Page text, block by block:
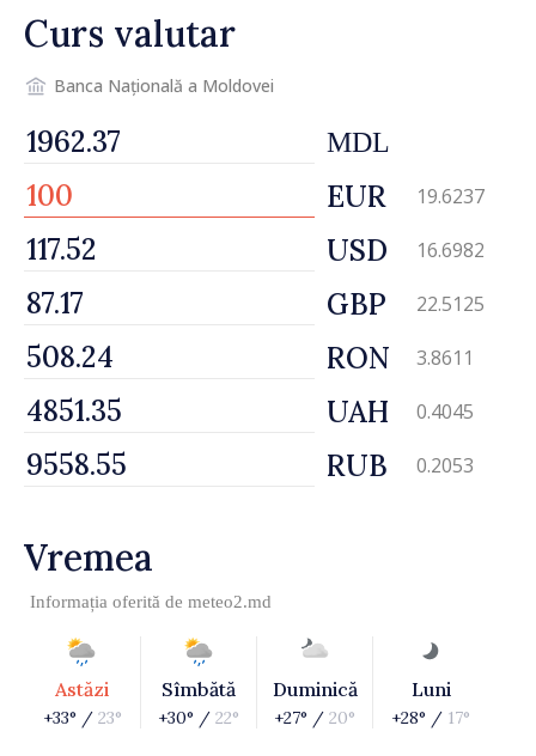
depășim blocajele și să dăm o
șansă localităților să se
dezvolte”
Curs valutar
Banca Națională a Moldovei
MDL
EUR 19.6237
USD 16.6982
GBP 22.5125
RON 3.8611
UAH 0.4045
RUB 0.2053
Vremea
Informația oferită de meteo2.md
Astăzi
+33° / 23°
Sîmbătă
+30° / 22°
Duminică
+27° / 20°
Luni
+28° / 17°